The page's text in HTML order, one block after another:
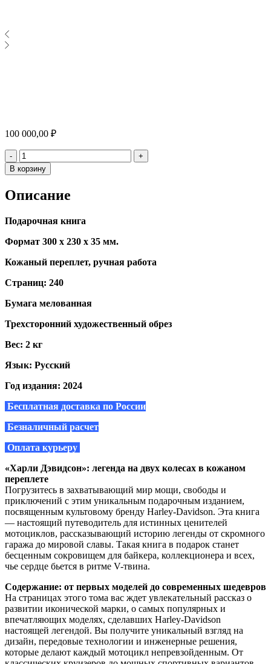
100 000,00 ₽
- Количество
+
В корзину
Описание
Подарочная книга
Формат 300 х 230 х 35 мм.
Кожаный переплет, ручная работа
Страниц: 240
Бумага мелованная
Трехсторонний художественный обрез
Вес: 2 кг
Язык: Русский
Год издания: 2024
Бесплатная доставка по России
Безналичный расчет
Оплата курьеру
«Харли Дэвидсон»: легенда на двух колесах в кожаном
переплете
Погрузитесь в захватывающий мир мощи, свободы и
приключений с этим уникальным подарочным изданием,
посвященным культовому бренду Harley-Davidson. Эта книга
— настоящий путеводитель для истинных ценителей
мотоциклов, рассказывающий историю легенды от скромного
гаража до мировой славы. Такая книга в подарок станет
бесценным сокровищем для байкера, коллекционера и всех,
чье сердце бьется в ритме V-твина.
Содержание: от первых моделей до современных шедевров
На страницах этого тома вас ждет увлекательный рассказ о
развитии иконической марки, о самых популярных и
впечатляющих моделях, сделавших Harley-Davidson
настоящей легендой. Вы получите уникальный взгляд на
дизайн, передовые технологии и инженерные решения,
которые делают каждый мотоцикл непревзойденным. От